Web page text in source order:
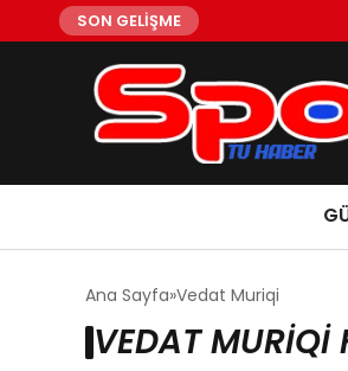
SON GELİŞME
Ana Sayfa Vedat Muriqi
VEDAT MURIQI